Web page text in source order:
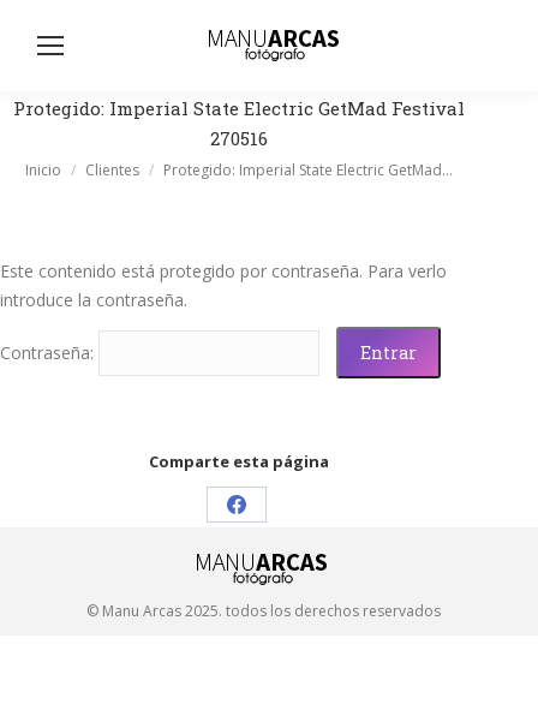
Protegido: Imperial State Electric GetMad Festival
270516
Estás aquí:
Inicio Clientes Protegido: Imperial State Electric GetMad…
Este contenido está protegido por contraseña. Para verlo
introduce la contraseña.
Contraseña:
Comparte esta página
Share
on
Facebook
© Manu Arcas 2025. todos los derechos reservados